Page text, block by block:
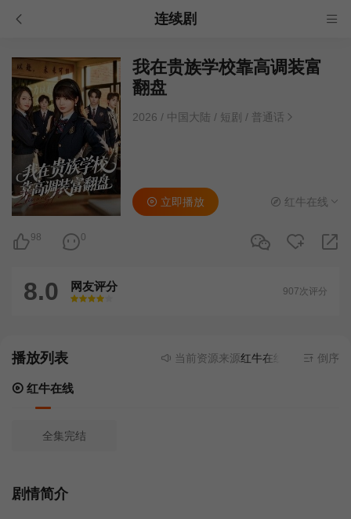
连续剧
我在贵族学校靠高调装富
翻盘
2026 / 中国大陆 / 短剧 / 普通话
98 0
立即播放 红牛在线
8.0 网友评分
很差
较差还行推荐力荐
907次评分
播放列表 当前资源来源红牛在线 - 无需安装任
倒序
红牛在线
全集完结
剧情简介